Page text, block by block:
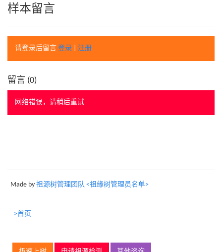
样本留言
请登录后留言 登录 注册
留言 (0)
网络错误，请稍后重试
Made by 祖源树管理团队 <祖缘树管理员名单>
>首页